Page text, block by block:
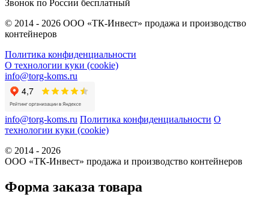
Звонок по России бесплатный
© 2014 - 2026 ООО «ТК-Инвест» продажа и производство
контейнеров
Политика конфиденциальности
О технологии куки (cookie)
info@torg-koms.ru
info@torg-koms.ru Политика конфиденциальности О
технологии куки (cookie)
© 2014 - 2026
ООО «ТК-Инвест» продажа и производство контейнеров
Форма заказа товара